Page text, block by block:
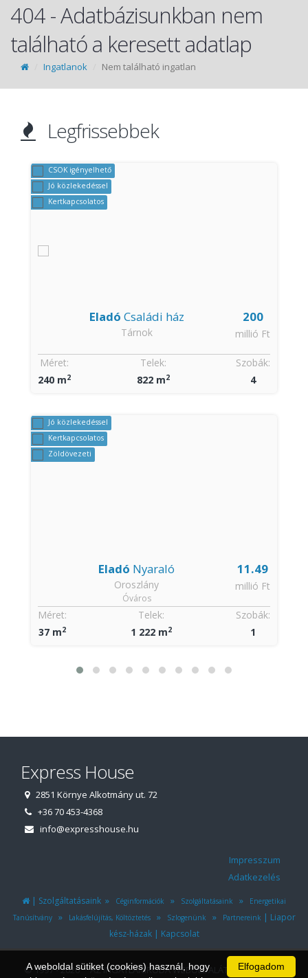
404 - Adatbázisunkban nem
található a keresett adatlap
Ingatlanok Nem található ingatlan
Legfrissebbek
CSOK igényelhető
Jó közlekedéssel
Kertkapcsolatos
200
millió Ft
Eladó Családi ház
Tárnok
Szobák:
4
Méret:
240 m2
Telek:
822 m2
Jó közlekedéssel
Kertkapcsolatos
Zöldövezeti
11.49
millió Ft
Eladó Nyaraló
Oroszlány
Óváros
Szobák:
1
Méret:
37 m2
Telek:
1 222 m2
Express House
2851 Környe Alkotmány ut. 72
+36 70 453-4368
info@expresshouse.hu
Impresszum
Adatkezelés
| Szolgáltatásaink » Céginformációk » Szolgáltatásaink »
Energetikai
Tanúsítvány» Lakásfelújítás, Költöztetés» Szlogenünk » Partnereink | Liapor
kész-házak| Kapcsolat
© 1997 - 2026 AZ INGATLANIRODA WEBOLDALÁT ÉS ÜGYVITELI
Elfogadom
A weboldal sütiket (cookies) használ, hogy